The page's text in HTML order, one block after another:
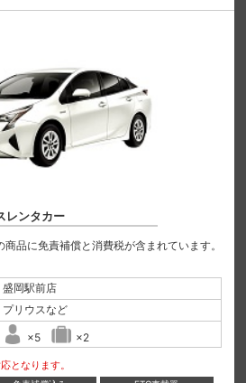
レンタカー
品に免責補償と消費税が含まれています。
盛岡駅前店
プリウスなど
×5 ×2
となります。